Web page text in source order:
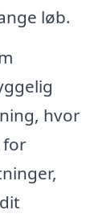
løb.
hvor
for